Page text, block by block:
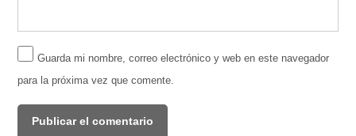
Guarda mi nombre, correo electrónico y web en este navegador
para la próxima vez que comente.